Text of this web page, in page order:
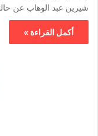
شيرين عبد الوهاب عن
أكمل القراءة »